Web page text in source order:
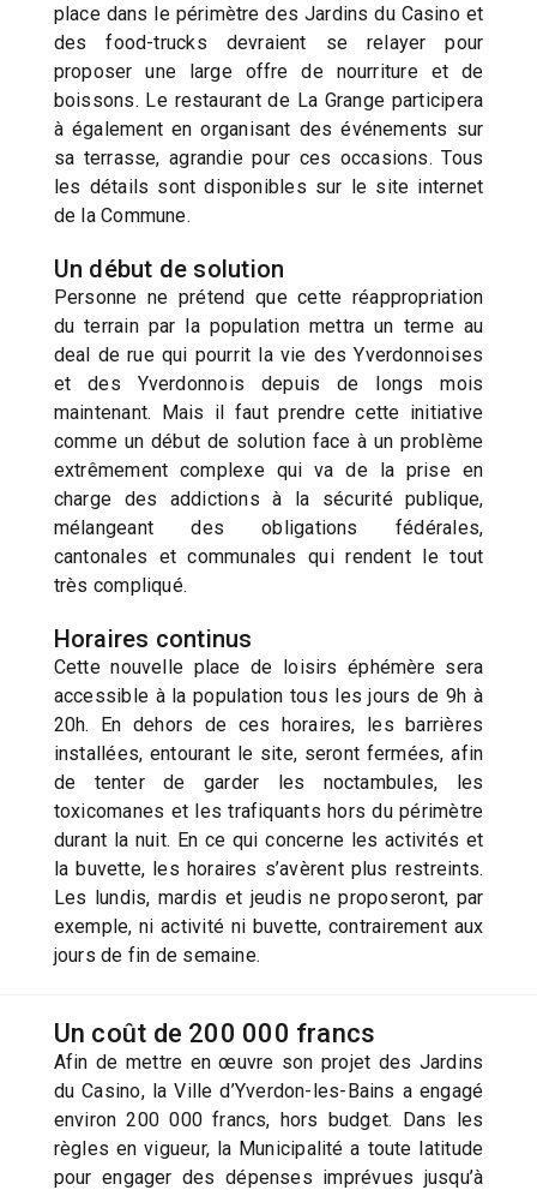
place dans le périmètre des Jardins du Casino et
des food-trucks devraient se relayer pour
proposer une large offre de nourriture et de
boissons. Le restaurant de La Grange participera
à également en organisant des événements sur
sa terrasse, agrandie pour ces occasions. Tous
les détails sont disponibles sur le site internet
de la Commune.
Un début de solution
Personne ne prétend que cette réappropriation
du terrain par la population mettra un terme au
deal de rue qui pourrit la vie des Yverdonnoises
et des Yverdonnois depuis de longs mois
maintenant. Mais il faut prendre cette initiative
comme un début de solution face à un problème
extrêmement complexe qui va de la prise en
charge des addictions à la sécurité publique,
mélangeant des obligations fédérales,
cantonales et communales qui rendent le tout
très compliqué.
Horaires continus
Cette nouvelle place de loisirs éphémère sera
accessible à la population tous les jours de 9h à
20h. En dehors de ces horaires, les barrières
installées, entourant le site, seront fermées, afin
de tenter de garder les noctambules, les
toxicomanes et les trafiquants hors du périmètre
durant la nuit. En ce qui concerne les activités et
la buvette, les horaires s’avèrent plus restreints.
Les lundis, mardis et jeudis ne proposeront, par
exemple, ni activité ni buvette, contrairement aux
jours de fin de semaine.
Un coût de 200 000 francs
Afin de mettre en œuvre son projet des Jardins
du Casino, la Ville d’Yverdon-les-Bains a engagé
environ 200 000 francs, hors budget. Dans les
règles en vigueur, la Municipalité a toute latitude
pour engager des dépenses imprévues jusqu’à